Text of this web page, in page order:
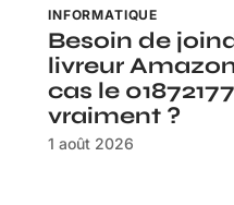
INFORMATIQUE
Besoin de
livreur
cas le
vraiment ?
1 août 2026